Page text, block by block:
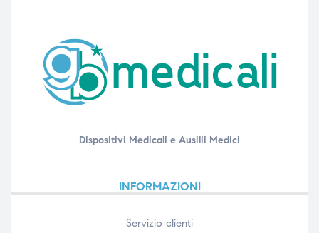
Dispositivi Medicali e Ausilii Medici
INFORMAZIONI
Servizio clienti